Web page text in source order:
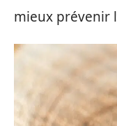
mieux prévenir